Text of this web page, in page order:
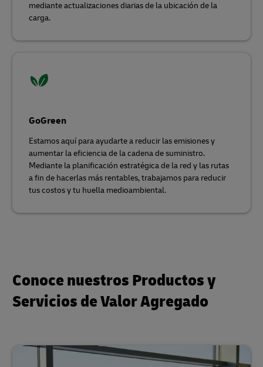
mediante actualizaciones diarias de la ubicación de la
carga.
GoGreen
Estamos aquí para ayudarte a reducir las emisiones y
aumentar la eficiencia de la cadena de suministro.
Mediante la planificación estratégica de la red y las rutas
a fin de hacerlas más rentables, trabajamos para reducir
tus costos y tu huella medioambiental.
Conoce nuestros Productos y
Servicios de Valor Agregado